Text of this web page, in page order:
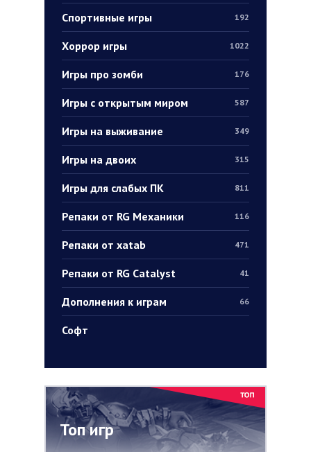
Спортивные игры 192
Хоррор игры 1022
Игры про зомби 176
Игры с открытым миром 587
Игры на выживание 349
Игры на двоих 315
Игры для слабых ПК 811
Репаки от RG Механики 116
Репаки от xatab 471
Репаки от RG Catalyst 41
Дополнения к играм 66
Софт
Топ игр